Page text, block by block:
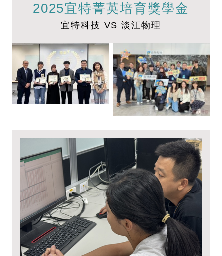
2025宜特菁英培育獎學金
宜特科技 VS 淡江物理